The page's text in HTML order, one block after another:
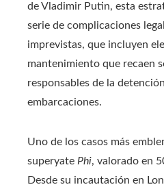
de Vladimir Putin, esta
serie de complicaciones
imprevistas, que incluyen
mantenimiento que recaen
responsables de la
embarcaciones.
Uno de los casos más
superyate Phi, valorado en
Desde su incautación en